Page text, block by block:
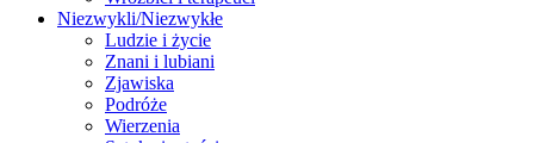
Niezwykli/Niezwykłe
Ludzie i życie
Znani i lubiani
Zjawiska
Podróże
Wierzenia